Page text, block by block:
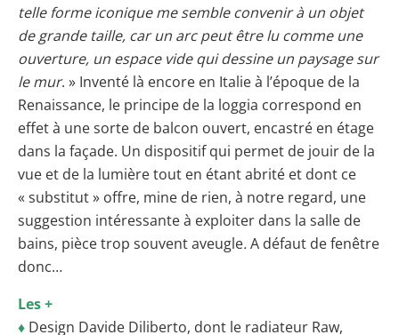
telle forme iconique me semble convenir à un objet
de grande taille, car un arc peut être lu comme une
ouverture, un espace vide qui dessine un paysage sur
le mur. » Inventé là encore en Italie à l’époque de la
Renaissance, le principe de la loggia correspond en
effet à une sorte de balcon ouvert, encastré en étage
dans la façade. Un dispositif qui permet de jouir de la
vue et de la lumière tout en étant abrité et dont ce
« substitut » offre, mine de rien, à notre regard, une
suggestion intéressante à exploiter dans la salle de
bains, pièce trop souvent aveugle.A défaut de fenêtre
donc…
Les +
♦ Design Davide Diliberto, dont le radiateur Raw,